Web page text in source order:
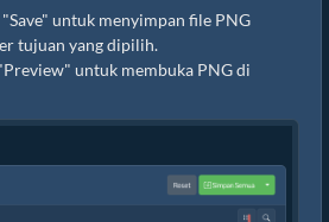
untuk menyimpan file PNG
tujuan yang dipilih.
untuk membuka PNG di